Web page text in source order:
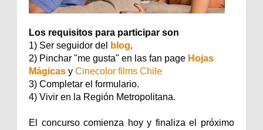
Los requisitos para participar son
1) Ser seguidor del
blog.
2) Pinchar "me gusta" en las fan page Hojas
Mágicas y Cinecolor films Chile
3) Completar el formulario.
4) Vivir en la Región Metropolitana.
El concurso comienza hoy y finaliza el próximo